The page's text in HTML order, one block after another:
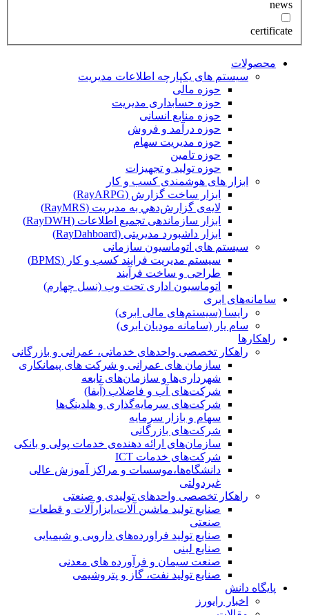
news
certificate
محصولات
سیستم های یکپارچه اطلاعات مدیریت
حوزه مالی
حوزه حسابداری مدیریت
حوزه منابع انسانی
حوزه درآمد و فروش
حوزه مدیریت سهام
حوزه تامین
حوزه تولید و تجهیزات
ابزار های هوشمندی کسب و کار
ابزار ساخت گزارش (RayARPG)
لایه‌ی گزارش‌دهي به مديريت (RayMRS)
ابزار سازماندهی تجمیع اطلاعات (RayDWH)
ابزار داشبورد مدیریتی (RayDahboard)
سیستم های اتوماسیون سازمانی
سیستم مدیریت فرایند کسب و کار (BPMS)
طراحی و ساخت فرآیند
اتوماسیون اداری تحت وب (نسل چهارم)
سامانه‌های ابری
رایسا (سیستم‌های مالی ابری)
سام یار (سامانه مودیان ابری)
راهکارها
راهکار تخصصی واحدهای خدماتی، عمرانی و بازرگانی
سازمان های عمرانی و شرکت های پیمانکاری
شهرداری‌ها و سازمان‌های تابعه
شرکت‌های آب و فاضلاب (آبفا)
شرکت‌های سرمایه‌گذاری و هلدینگ‌ها
سهام و بازار سرمایه
شرکت‌های بازرگانی
سازمان‌های ارائه دهنده‌ی خدمات پولی و بانکی
شرکت‌های خدمات ICT
دانشگاه‌ها،موسسات و مراکز آموزش عالی
غیردولتی
راهکار تخصصی واحدهای تولیدی و صنعتی
صنایع توليد ماشين آلات،ابزارآلات و قطعات
صنعتی
صنایع تولید فراورده‌های دارویی و شیمیایی
صنایع لبنی
صنعت سیمان و فرآورده های معدنی
صنایع تولید نفت، گاز و پتروشيمی
پایگاه دانش
اخبار رایورز